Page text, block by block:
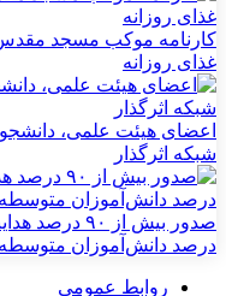
غذای روزانه
اعضای هیئت علمی،
شبکه‌ اثرگذار
درصد دانش‌آموزان
روابط عمومی